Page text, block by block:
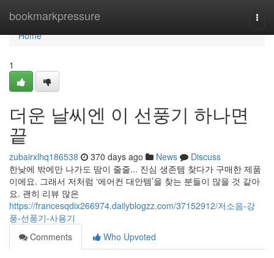
bookmarkpressure
Home
Home
1
더운 날씨엔 이 선풍기 하나면
끝
zubairxlhq186538 370 days ago News
Discuss
한낮에 밖에만 나가도 땀이 줄줄... 진심 생존템 찾다가 구매한 제품
이에요. 그래서 저처럼 ‘에어컨 대안템’을 찾는 분들이 많을 것 같아
요. 괜히 리뷰 많은
https://francesqdix266974.dailyblogzz.com/37152912/저소음-강
풍-선풍기-사용기
Comments
Who Upvoted